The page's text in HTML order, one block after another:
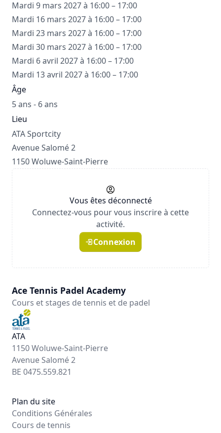
Mardi 9 mars 2027 à 16:00 – 17:00
Mardi 16 mars 2027 à 16:00 – 17:00
Mardi 23 mars 2027 à 16:00 – 17:00
Mardi 30 mars 2027 à 16:00 – 17:00
Mardi 6 avril 2027 à 16:00 – 17:00
Mardi 13 avril 2027 à 16:00 – 17:00
Âge
5 ans - 6 ans
Lieu
ATA Sportcity
Avenue Salomé 2
1150 Woluwe-Saint-Pierre
Vous êtes déconnecté
Connectez-vous pour vous inscrire à cette
activité.
Connexion
Ace Tennis Padel Academy
Cours et stages de tennis et de padel
ATA
1150 Woluwe-Saint-Pierre
Avenue Salomé 2
BE 0475.559.821
Plan du site
Conditions Générales
Cours de tennis